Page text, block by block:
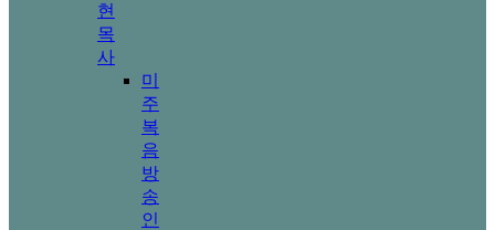
현
목
사
미
주
복
음
방
송
인